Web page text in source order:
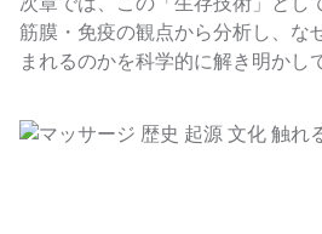
筋膜・免疫の観点から分析し、な
まれるのかを科学的に解き明かし